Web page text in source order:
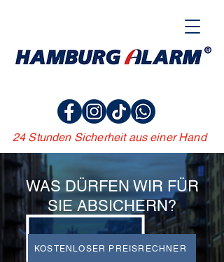
24 Stunden Sicherheit aus einer Hand
WAS DÜRFEN WIR FÜR
SIE ABSICHERN?
KOSTENLOSER PREISRECHNER